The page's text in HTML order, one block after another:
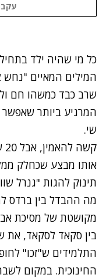
המילים המאיים
המרגיע ביותר
שי.
אותו מבצע שכחלק
תינוק להגות "גנרל
מה ההבדל בין ברדס
מקושטת של מסיכת
בין סקאד לסקאד, את
התלמידים ש"זכו"
החינוכית. במקום